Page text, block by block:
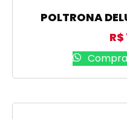
POLTRONA
R$